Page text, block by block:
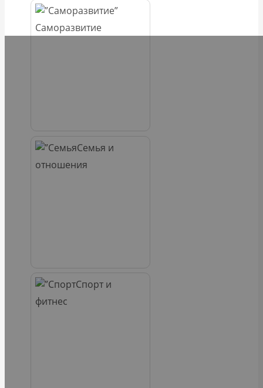
Саморазвитие
Семья и
отношения
Спорт и
фитнес